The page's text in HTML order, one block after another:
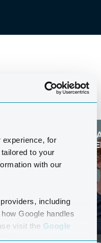
experience, for
to your
with our
including
Google handles
visit the Google
2027